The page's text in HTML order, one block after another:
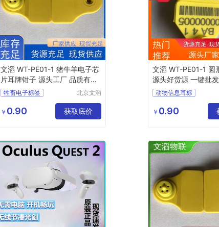
文滔 WT-PE01-1 猪牛羊电子芯
片耳牌钳子 源头工厂 品质有保
障牲畜电子标签
畜牧一体耳标钳子
北京文滔
技有限公
司
￥ 0.90 获取底价
文滔 WT-PE01-1 圆
源头好货源 一键批发
动物信息耳标
牲畜电子标签
￥ 0.90